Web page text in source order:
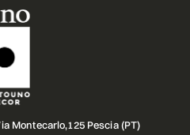
Montecarlo,125 Pescia (PT)